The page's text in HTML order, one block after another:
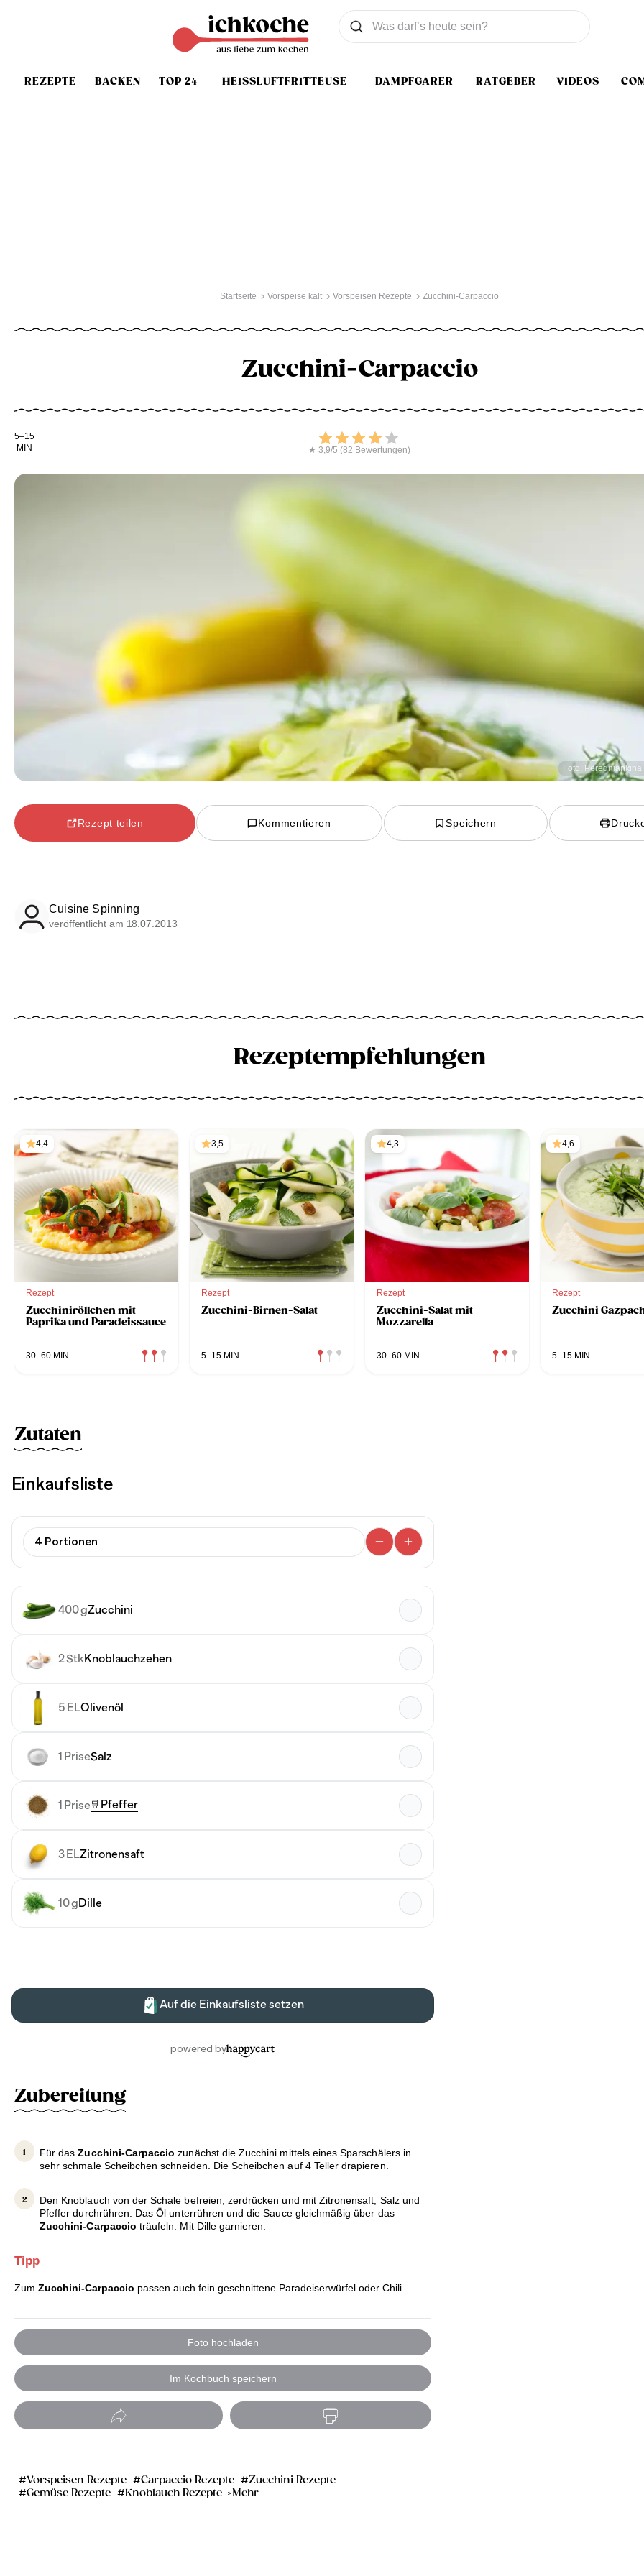
REZEPTE BACKEN TOP 24 HEISSLUFTFRITTEUSE DAMPFGARER RATGEBER VIDEOS
Was wollen Sie suchen
Suchen
Startseite Vorspeise kalt Vorspeisen Rezepte Zucchini-Carpaccio
Zucchini-Carpaccio
Kochdauer
5–15
MIN
Bewerten
★ 3,9/5 (82 Bewertungen)
Foto:
Rezept teilen Kommentieren Speichern
Cuisine Spinning
veröffentlicht am 18.07.2013
Rezeptempfehlungen
4,4
Rezept
Zucchiniröllchen mit
Paprika und Paradeissauce
30–60 MIN
3,5
Rezept
Zucchini-Birnen-Salat
5–15 MIN
4,3
Rezept
Zucchini-Salat mit
Mozzarella
30–60 MIN
4,6
Rezept
Zucchini
5–15 MIN
Zutaten
Zubereitung
Für dasZucchini-Carpaccio zunächst die Zucchini mittels eines Sparschälers in
sehr schmale Scheibchen schneiden. Die Scheibchen auf 4 Teller drapieren.
Den Knoblauch von der Schale befreien, zerdrücken und mit Zitronensaft, Salz und
Pfeffer durchrühren. Das Öl unterrühren und die Sauce gleichmäßig über das
Zucchini-Carpaccio träufeln. Mit Dille garnieren.
Tipp
Zum Zucchini-Carpaccio passen auch fein geschnittene Paradeiserwürfel oder Chili.
Foto hochladen
Im Kochbuch speichern
Vorspeisen Rezepte Carpaccio Rezepte
Zucchini Rezepte
Gemüse Rezepte
Knoblauch Rezepte Mehr